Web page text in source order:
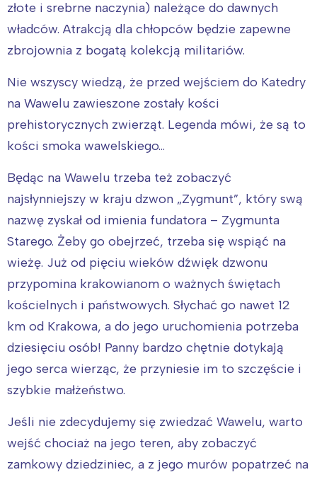
złote i srebrne naczynia) należące do dawnych
władców. Atrakcją dla chłopców będzie zapewne
zbrojownia z bogatą kolekcją militariów.
Nie wszyscy wiedzą, że przed wejściem do Katedry
na Wawelu zawieszone zostały kości
prehistorycznych zwierząt. Legenda mówi, że są to
kości smoka wawelskiego…
Będąc na Wawelu trzeba też zobaczyć
najsłynniejszy w kraju dzwon „Zygmunt”, który swą
nazwę zyskał od imienia fundatora – Zygmunta
Starego. Żeby go obejrzeć, trzeba się wspiąć na
wieżę. Już od pięciu wieków dźwięk dzwonu
przypomina krakowianom o ważnych świętach
kościelnych i państwowych. Słychać go nawet 12
km od Krakowa, a do jego uruchomienia potrzeba
dziesięciu osób! Panny bardzo chętnie dotykają
jego serca wierząc, że przyniesie im to szczęście i
szybkie małżeństwo.
Jeśli nie zdecydujemy się zwiedzać Wawelu, warto
wejść chociaż na jego teren, aby zobaczyć
zamkowy dziedziniec, a z jego murów popatrzeć na